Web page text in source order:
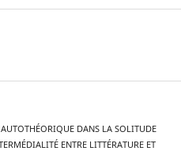
DANS LA SOLITUDE
ENTRE LITTÉRATURE ET